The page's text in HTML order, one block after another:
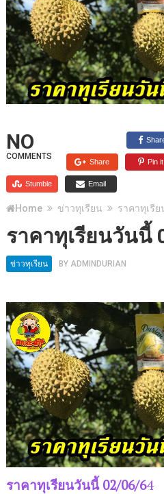
NO
COMMENTS
Share Pin it
Stumble Email
Home ข่าวทุเรียน ราคาทุเรี
ราคาทุเรียนวันนี้
ข่าวทุเรียน BY ADMINDURIAN
ราคาทุเรียนวันนี้ 02/06/64